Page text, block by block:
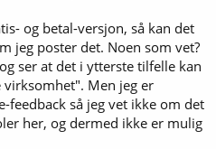
og betal-versjon, så kan det
jeg poster det. Noen som vet?
ser at det i ytterste tilfelle kan
Men jeg er
feedback så jeg vet ikke om det
her, og dermed ikke er mulig